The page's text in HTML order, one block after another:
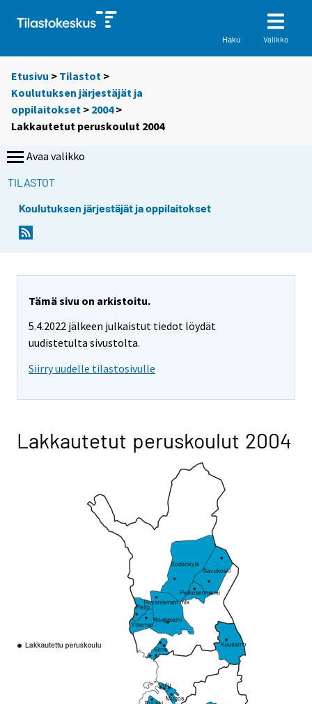
Haku Valikko
Etusivu > Tilastot >
Koulutuksen järjestäjät ja
oppilaitokset > 2004>
Lakkautetut peruskoulut 2004
Avaa valikko
TILASTOT
Koulutuksen järjestäjät ja oppilaitokset
Tämä sivu on arkistoitu.
5.4.2022 jälkeen julkaistut tiedot löydät
uudistetulta sivustolta.
Siirry uudelle tilastosivulle
Lakkautetut peruskoulut 2004